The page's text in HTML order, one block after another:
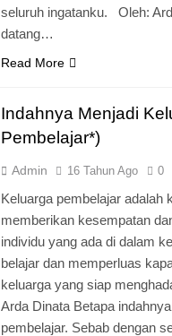
seluruh ingatanku. Oleh:
datang…
Read More
Indahnya Menjadi
Pembelajar*)
Admin 16 Tahun Ago 0
Keluarga pembelajar adalah
memberikan kesempatan
individu yang ada di dalam
belajar dan memperluas
keluarga yang siap
Arda Dinata Betapa
pembelajar. Sebab dengan